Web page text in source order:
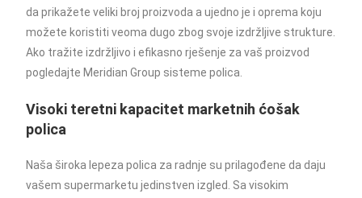
da prikažete veliki broj proizvoda a ujedno je i oprema koju
možete koristiti veoma dugo zbog svoje izdržljive strukture.
Ako tražite izdržljivo i efikasno rješenje za vaš proizvod
pogledajte Meridian Group sisteme polica.
Visoki teretni kapacitet marketnih ćošak
polica
Naša široka lepeza polica za radnje su prilagođene da daju
vašem supermarketu jedinstven izgled. Sa visokim